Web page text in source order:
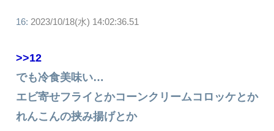
16: 2023/10/18(水) 14:02:36.51
>>12
でも冷食美味い…
エビ寄せフライとかコーンクリームコロッケとか
れんこんの挟み揚げとか